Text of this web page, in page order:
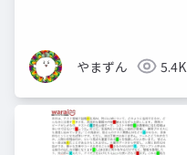
やまずん 5.4K